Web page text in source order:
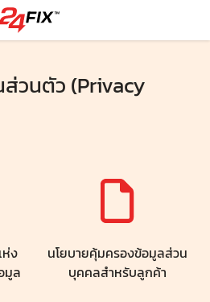
ส่วนตัว (Privacy
ง
มูล
นโยบายคุ้มครองข้อมูลส่วน
บุคคลสำหรับลูกค้า